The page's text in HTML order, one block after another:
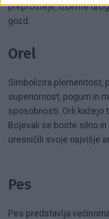
preprosteje, izberite
gozd.
Orel
Simbolizira plemenitost,
superiornost, pogum in
sposobnosti. Orli kažejo
Bojevali se boste silno
uresničili svoje najvišje
Pes
Pes predstavlja